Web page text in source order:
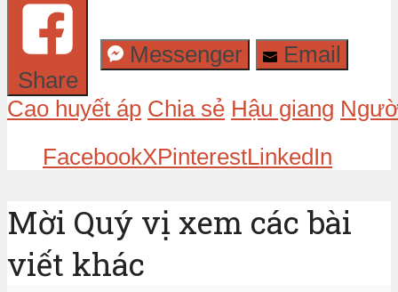
Share
Messenger Email
Cao huyết áp Chia sẻ Hậu giang
FacebookXPinterestLinkedIn
Mời Quý vị xem các bài
viết khác